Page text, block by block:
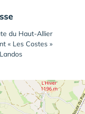
du Haut-Allier
« Les Costes »